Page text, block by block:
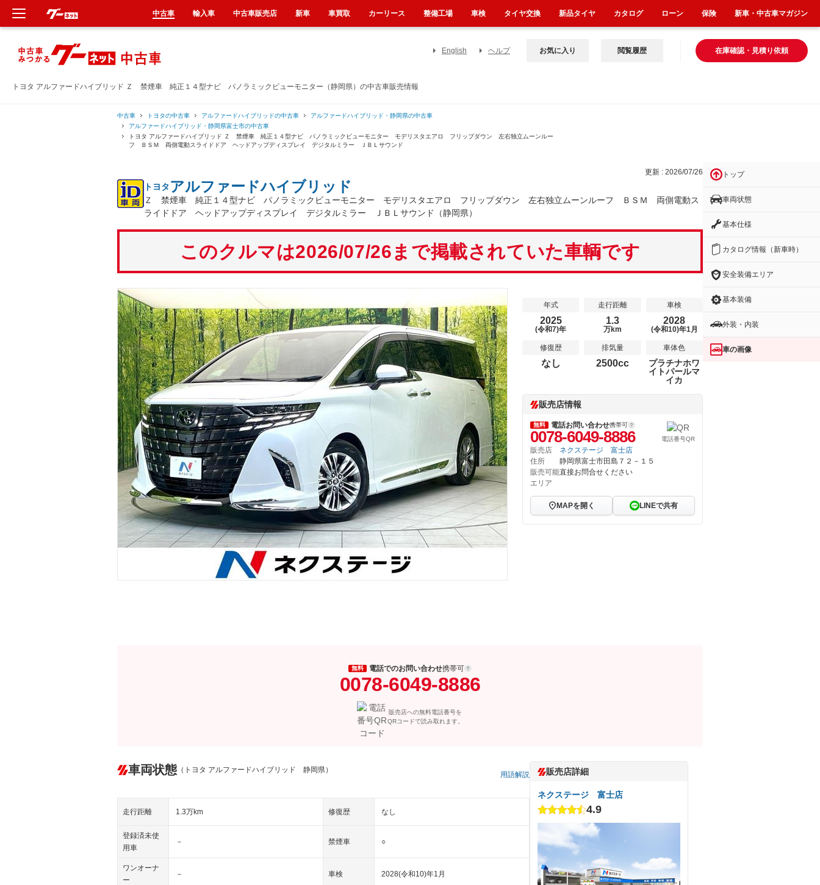
トヨタ アルファードハイブリッド Ｚ 禁煙車 純正１４型ナビ パノラミックビューモニター（静岡県）の中古車販売情報
English ヘルプ 在庫確認・見積り依頼
お気に入り 閲覧履歴
中古車 トヨタの中古車 アルファードハイブリッドの中古車
アルファードハイブリッド・静岡県の中古車
アルファードハイブリッド・静岡県富士市の中古車
トヨタ アルファードハイブリッド Ｚ 禁煙車 純正１４型ナビ パノラミックビューモニター モデリスタエアロ フリップダウン 左右独立ムーンルー
フ ＢＳＭ 両側電動スライドドア ヘッドアップディスプレイ デジタルミラー ＪＢＬサウンド
更新 : 2026/07/26
トヨタ アルファードハイブリッド
Ｚ 禁煙車 純正１４型ナビ パノラミックビューモニター モデリスタエアロ フリップダウン 左右独立ムーンルーフ ＢＳＭ 両側電動ス
ライドドア ヘッドアップディスプレイ デジタルミラー ＪＢＬサウンド（静岡県）
このクルマは2026/07/26まで掲載されていた車輌です
年式
2025
(令和7)年
走行距離
1.3
万km
車検
2028
(令和10)年1月
修復歴
なし
排気量
2500cc
車体色
プラチナホワ
イトパールマ
イカ
販売店情報
無料 電話お問い合わせ携帯可
0078-6049-8886 電話番号QR
販売店
ネクステージ 富士店
住所
静岡県富士市田島７２－１５
販売可能
エリア
直接お問合せください
MAPを開く LINEで共有
無料 電話でのお問い合わせ携帯可
0078-6049-8886
販売店への無料電話番号を
QRコードで読み取れます。
車両状態 （トヨタ アルファードハイブリッド 静岡県）
用語解説
走行距離 1.3万km 修復歴 なし
登録済未使
用車
－ 禁煙車 ○
ワンオーナ
ー
－ 車検 2028(令和10)年1月
販売店詳細
ネクステージ 富士店
4.9
トップ
車両状態
基本仕様
カタログ情報（新車時）
安全装備エリア
基本装備
外装・内装
車の画像
中古車 輸入車 中古車販売店 新車 車買取 カーリース 整備工場 車検 タイヤ交換 新品タイヤ カタログ ローン 保険 新車・中古車マガジン
新車
中古車